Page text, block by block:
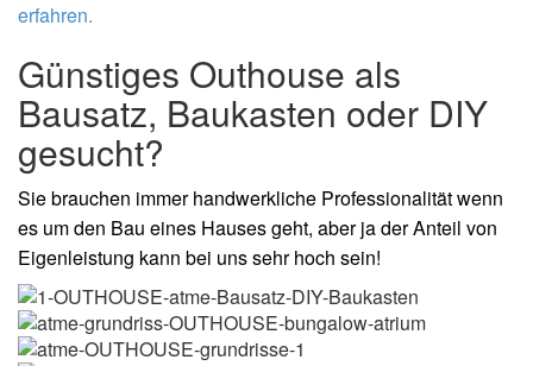
erfahren.
Günstiges Outhouse als
Bausatz, Baukasten oder DIY
gesucht?
Sie brauchen immer handwerkliche Professionalität wenn
es um den Bau eines Hauses geht, aber ja der Anteil von
Eigenleistung kann bei uns sehr hoch sein!